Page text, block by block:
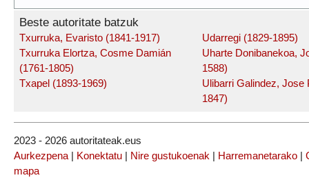
Beste autoritate batzuk
Txurruka, Evaristo (1841-1917)
Txurruka Elortza, Cosme Damián
(1761-1805)
Txapel (1893-1969)
Udarregi (1829-1895)
Uharte Donibanekoa,
1588)
Ulibarri Galindez, Jose
1847)
2023 - 2026 autoritateak.eus
Aurkezpena| Konektatu | Nire gustukoenak | Harremanetarako |
mapa